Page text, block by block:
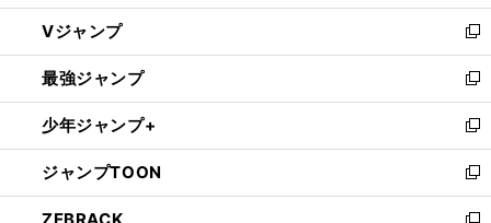
ウ
ィ
ン
ド
ウ
で
開
く
し
い
ウ
ィ
ン
ド
ウ
で
開
く
Vジャンプ
新
し
い
ウ
ィ
ン
ド
ウ
最強ジャンプ
新
し
い
ウ
ィ
ン
少年ジャンプ+
新
し
い
ウ
ジャンプTOON
新
し